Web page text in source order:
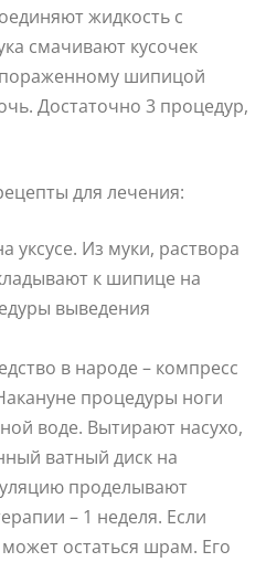
жидкость с
смачивают кусочек
шипицой
Достаточно 3 процедур,
для лечения:
уксусе. Из муки, раствора
к шипице на
выведения
в народе – компресс
процедуры ноги
воде. Вытирают насухо,
ватный диск на
проделывают
– 1 неделя. Если
остаться шрам. Его